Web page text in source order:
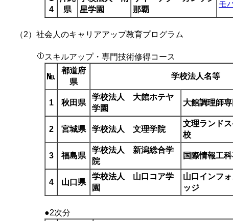
4
県
星学園
那覇
モ
（2） 社会人のキャリアアップ教育プログラム
スキルアップ・専門技術修得コース
都道府
県
学校法人名等
1 秋田県
学校法人 大館ホテヤ
学園
大館調理師
2 宮城県 学校法人 文理学院
文理ランド
校
3 福島県
学校法人 新潟総合学
院
国際情報工
4 山口県
学校法人 山口コア学
園
山口インフ
ッジ
●2次分